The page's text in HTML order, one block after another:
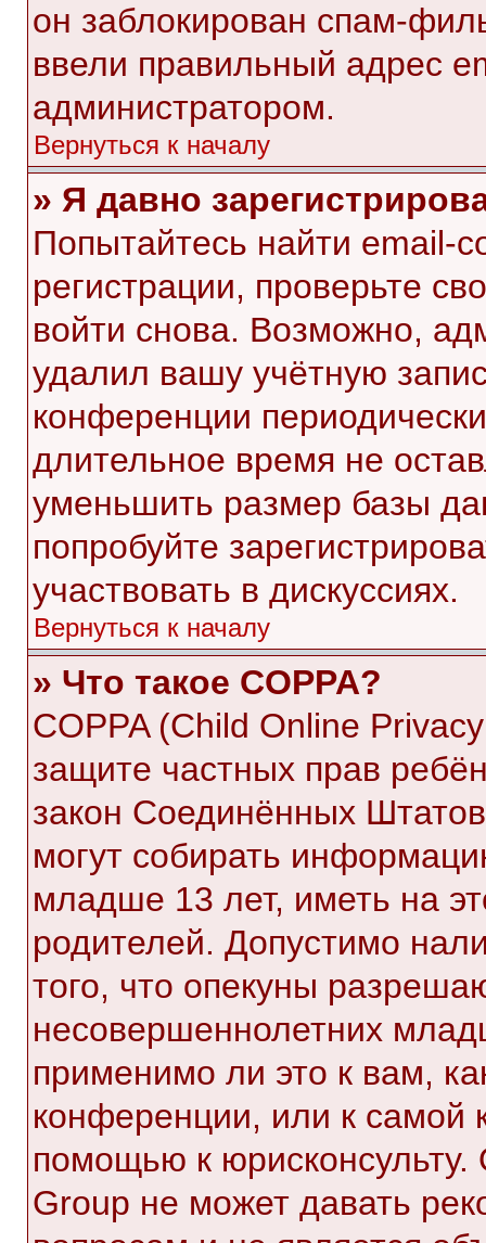
он заблокирован спам-
ввели правильный адрес
администратором.
Вернуться к началу
» Я давно
Попытайтесь найти email-
регистрации, проверьте
войти снова. Возможно,
удалил вашу учётную
конференции
длительное время не
уменьшить размер базы
попробуйте
участвовать в дискуссиях.
Вернуться к началу
» Что такое COPPA?
COPPA (Child Online
защите частных прав
закон Соединённых
могут собирать
младше 13 лет, иметь на
родителей. Допустимо
того, что опекуны
несовершеннолетних
применимо ли это к вам,
конференции, или к самой
помощью к
Group не может давать